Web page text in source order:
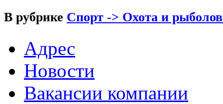
В рубрике Спорт -> Охота и
Адрес
Новости
Вакансии компании